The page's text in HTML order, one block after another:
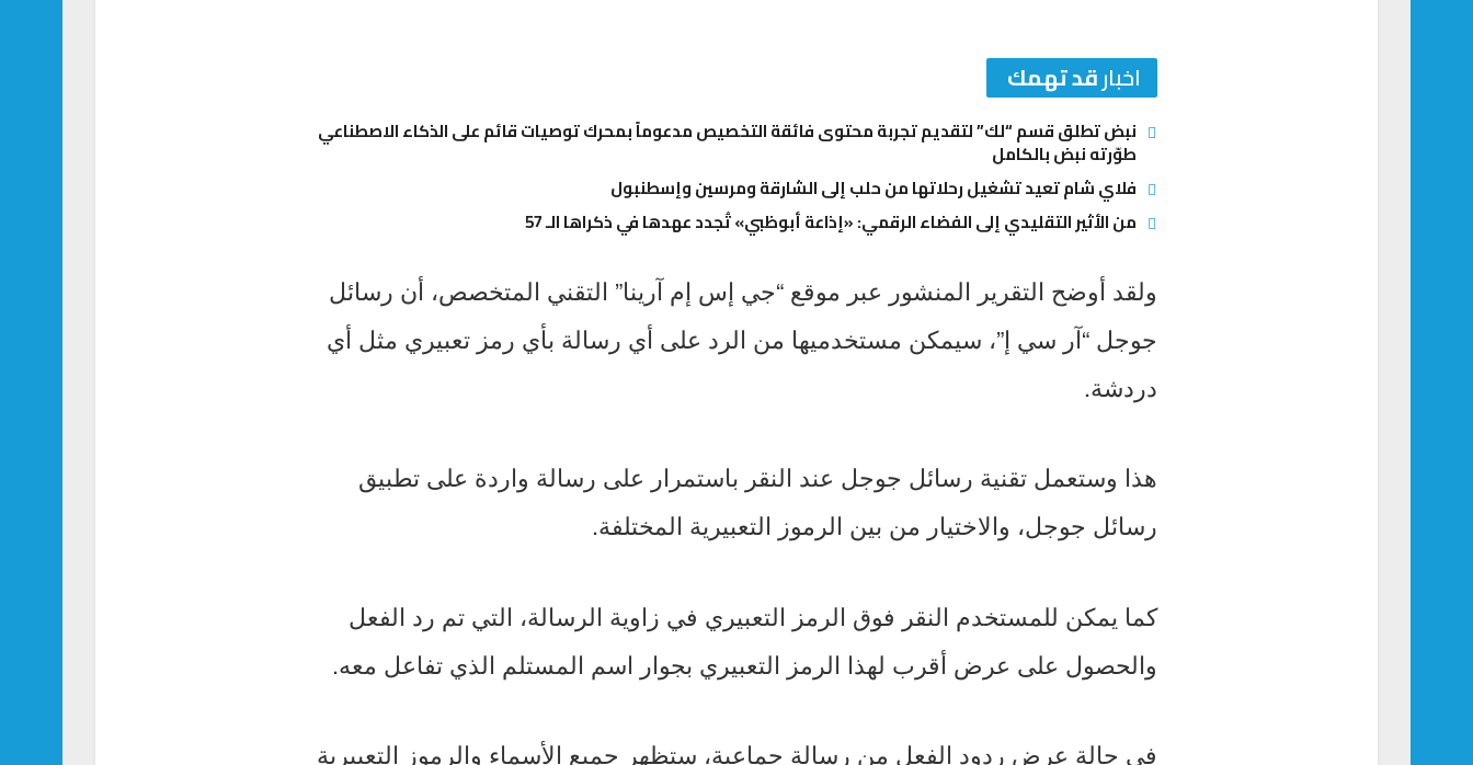
اخبارقد تهمك
نبض تطلق قسم “لك” لتقديم تجربة محتوى فائقة التخصيص مدعوماً بمحرك توصيات قائم على الذكاء الاصطناعي
طوّرته نبض بالكامل
فلاي شام تعيد تشغيل رحلاتها من حلب إلى الشارقة ومرسين وإسطنبول
من الأثير التقليدي إلى الفضاء الرقمي: «إذاعة أبوظبي» تُجدد عهدها في ذكراها الـ 57
ولقد أوضح التقرير المنشور عبر موقع “جي إس إم آرينا” التقني المتخصص، أن رسائل
جوجل “آر سي إ”، سيمكن مستخدميها من الرد على أي رسالة بأي رمز تعبيري مثل أي
دردشة.
هذا وستعمل تقنية رسائل جوجل عند النقر باستمرار على رسالة واردة على تطبيق
رسائل جوجل، والاختيار من بين الرموز التعبيرية المختلفة.
كما يمكن للمستخدم النقر فوق الرمز التعبيري في زاوية الرسالة، التي تم رد الفعل
والحصول على عرض أقرب لهذا الرمز التعبيري بجوار اسم المستلم الذي تفاعل معه.
في حالة عرض ردود الفعل من رسالة جماعية، ستظهر جميع الأسماء والرموز التعبيرية